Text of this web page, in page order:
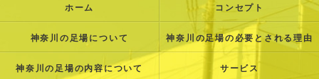
ホーム コンセプト
神奈川の足場について 神奈川の足場の必要とされる理由
神奈川の足場の内容について サービス